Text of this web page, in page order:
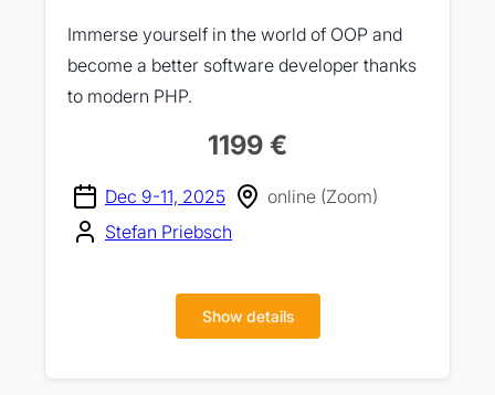
Immerse yourself in the world of OOP and
become a better software developer thanks
to modern PHP.
1199 €
Dec 9-11, 2025
online (Zoom)
Stefan Priebsch
Show details